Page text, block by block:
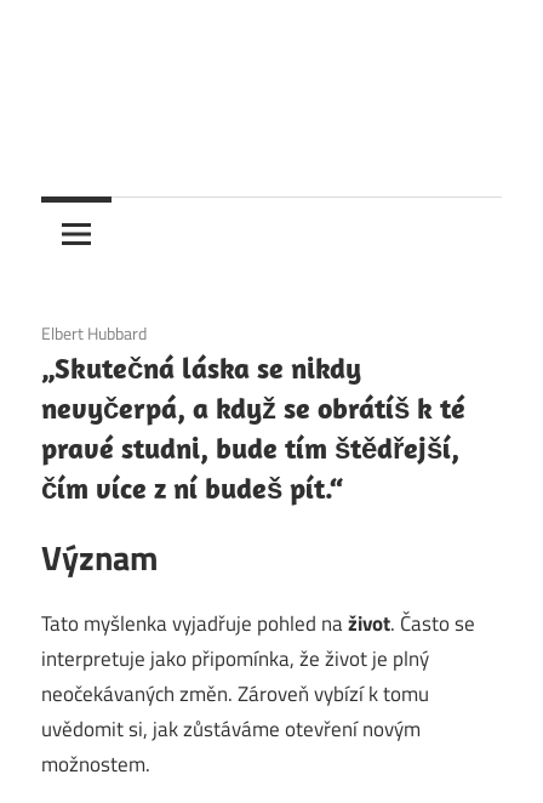
6. 12. 2020
Elbert Hubbard
„Skutečná láska se nikdy
nevyčerpá, a když se obrátíš k té
pravé studni, bude tím štědřejší,
čím více z ní budeš pít.“
Význam
Tato myšlenka vyjadřuje pohled naživot. Často se
interpretuje jako připomínka, že život je plný
neočekávaných změn. Zároveň vybízí k tomu
uvědomit si, jak zůstáváme otevření novým
možnostem.